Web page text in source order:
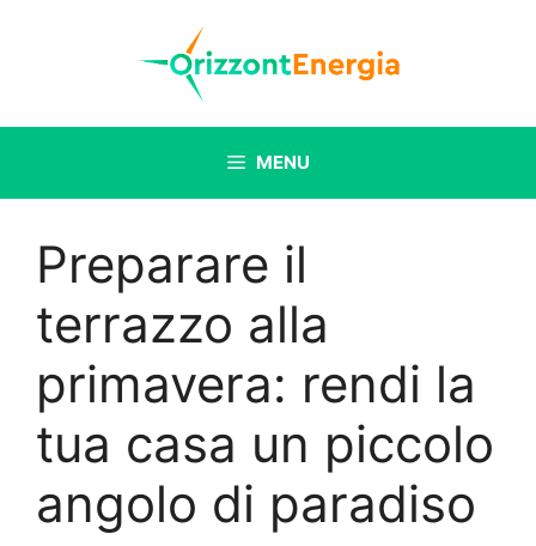
MENU
Preparare il
terrazzo alla
primavera: rendi la
tua casa un piccolo
angolo di paradiso